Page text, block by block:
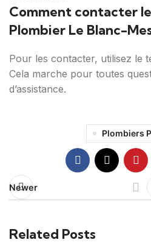
Comment contacter
Plombier Le Blanc-
Pour les contacter, utilisez le
Cela marche pour toutes
d’assistance.
Plombiers
Newer
Related Posts